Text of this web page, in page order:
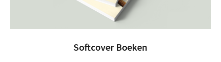
Softcover Boeken